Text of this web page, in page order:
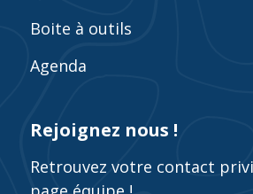
Boite à outils
Agenda
Rejoignez nous !
Retrouvez votre contact